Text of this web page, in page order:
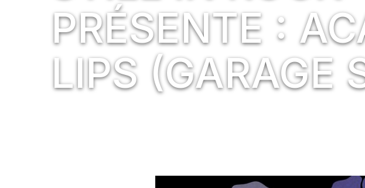
PRÉSENTE :
LIPS (GARAGE